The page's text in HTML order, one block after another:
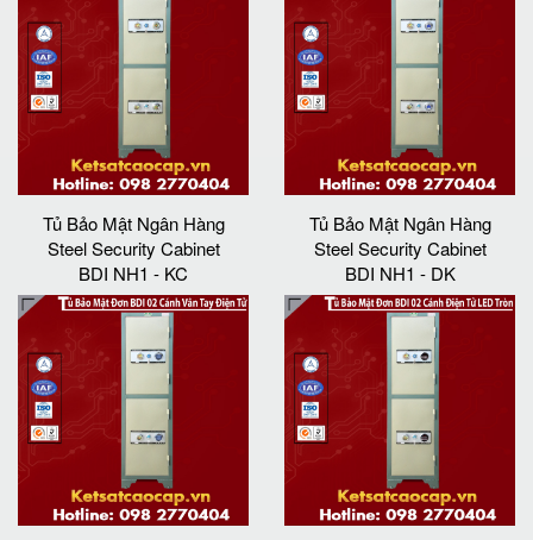
Tủ Bảo Mật Ngân Hàng
Steel Security Cabinet
BDI NH1 - KC
Tủ Bảo Mật Ngân Hàng
Steel Security Cabinet
BDI NH1 - DK